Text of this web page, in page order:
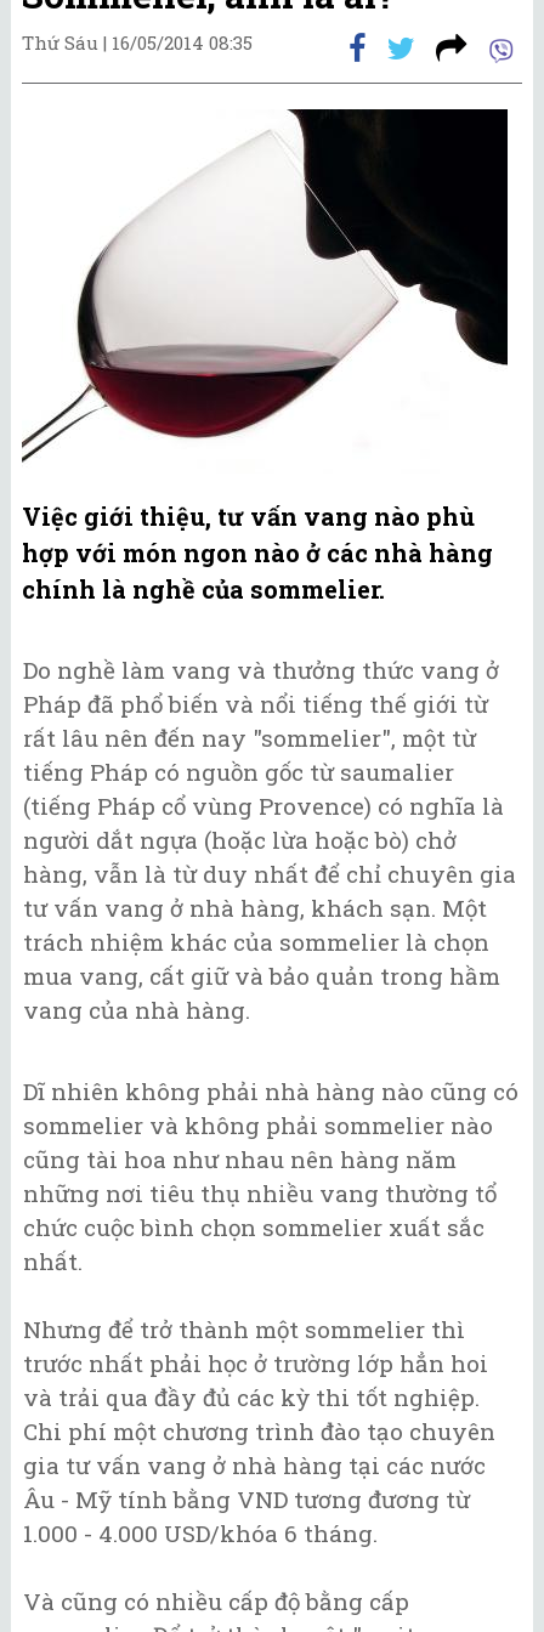
Thứ Sáu | 16/05/2014 08:35
Việc giới thiệu, tư vấn vang nào phù
hợp với món ngon nào ở các nhà hàng
chính là nghề của sommelier.
Do nghề làm vang và thưởng thức vang ở
Pháp đã phổ biến và nổi tiếng thế giới từ
rất lâu nên đến nay "sommelier", một từ
tiếng Pháp có nguồn gốc từ saumalier
(tiếng Pháp cổ vùng Provence) có nghĩa là
người dắt ngựa (hoặc lừa hoặc bò) chở
hàng, vẫn là từ duy nhất để chỉ chuyên gia
tư vấn vang ở nhà hàng, khách sạn. Một
trách nhiệm khác của sommelier là chọn
mua vang, cất giữ và bảo quản trong hầm
vang của nhà hàng.
Dĩ nhiên không phải nhà hàng nào cũng có
sommelier và không phải sommelier nào
cũng tài hoa như nhau nên hàng năm
những nơi tiêu thụ nhiều vang thường tổ
chức cuộc bình chọn sommelier xuất sắc
nhất.
Nhưng để trở thành một sommelier thì
trước nhất phải học ở trường lớp hẳn hoi
và trải qua đầy đủ các kỳ thi tốt nghiệp.
Chi phí một chương trình đào tạo chuyên
gia tư vấn vang ở nhà hàng tại các nước
Âu - Mỹ tính bằng VND tương đương từ
1.000 - 4.000 USD/khóa 6 tháng.
Và cũng có nhiều cấp độ bằng cấp